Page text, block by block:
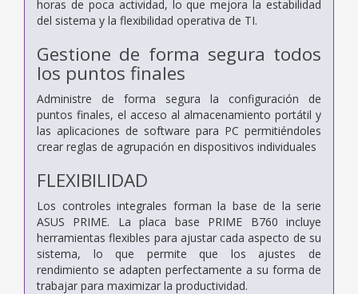
horas de poca actividad, lo que mejora la estabilidad
del sistema y la flexibilidad operativa de TI.
Gestione de forma segura todos
los puntos finales
Administre de forma segura la configuración de
puntos finales, el acceso al almacenamiento portátil y
las aplicaciones de software para PC permitiéndoles
crear reglas de agrupación en dispositivos individuales
FLEXIBILIDAD
Los controles integrales forman la base de la serie
ASUS PRIME. La placa base PRIME B760 incluye
herramientas flexibles para ajustar cada aspecto de su
sistema, lo que permite que los ajustes de
rendimiento se adapten perfectamente a su forma de
trabajar para maximizar la productividad.